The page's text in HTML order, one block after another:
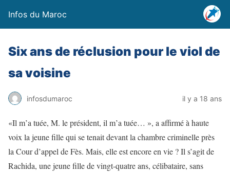
Infos du Maroc
Six ans de réclusion pour le viol de
sa voisine
infosdumaroc il y a 18 ans
«Il m’a tuée, M. le président, il m’a tuée… », a affirmé à haute
voix la jeune fille qui se tenait devant la chambre criminelle près
la Cour d’appel de Fès. Mais, elle est encore en vie ? Il s’agit de
Rachida, une jeune fille de vingt-quatre ans, célibataire, sans